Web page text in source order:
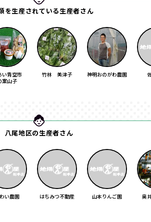
を生産されている生産者さん
い青空市
案山子
竹林 美津子 神明おのがわ農園
八尾地区の生産者さん
い農園 はちみつ不動産 山本りんご園 奥